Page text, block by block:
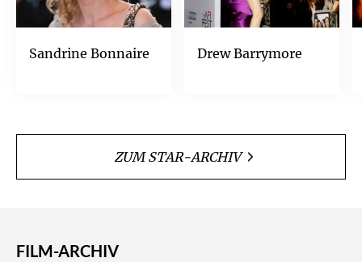
Sandrine Bonnaire Drew Barrymore
ZUM STAR-ARCHIV
FILM-ARCHIV